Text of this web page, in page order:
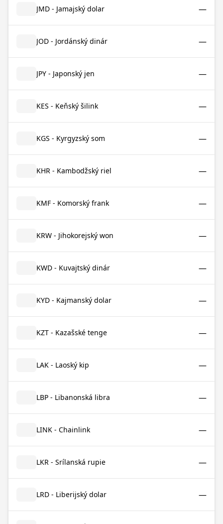
JMD - Jamajský dolar —
JOD - Jordánský dinár —
JPY - Japonský jen —
KES - Keňský šilink —
KGS - Kyrgyzský som —
KHR - Kambodžský riel —
KMF - Komorský frank —
KRW - Jihokorejský won —
KWD - Kuvajtský dinár —
KYD - Kajmanský dolar —
KZT - Kazašské tenge —
LAK - Laoský kip —
LBP - Libanonská libra —
LINK - Chainlink —
LKR - Srílanská rupie —
LRD - Liberijský dolar —